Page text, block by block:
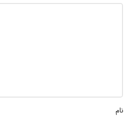
نام